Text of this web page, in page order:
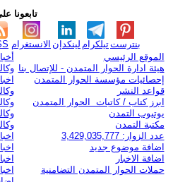
تابعونا
الانستغرام لينكدإن تيلكرامبنترست
الموقع الرئيسي
هيئة ادارة الحوار المتمدن - للإتصال بنا
إحصائيات مؤسسة الحوار المتمدن
قواعد النشر
ابرز كتاب / كاتبات الحوار المتمدن
يوتيوب التمدن
مكتبة التمدن
عدد الزوار: 3,429,035,777
اضافة موضوع جديد
اضافة الاخبار
حملات الحوار المتمدن التضامنية